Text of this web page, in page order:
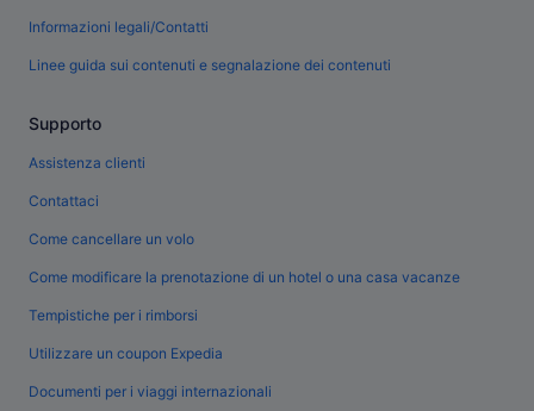
Informazioni legali/Contatti
Linee guida sui contenuti e segnalazione dei contenuti
Supporto
Assistenza clienti
Contattaci
Come cancellare un volo
Come modificare la prenotazione di un hotel o una casa vacanze
Tempistiche per i rimborsi
Utilizzare un coupon Expedia
Documenti per i viaggi internazionali